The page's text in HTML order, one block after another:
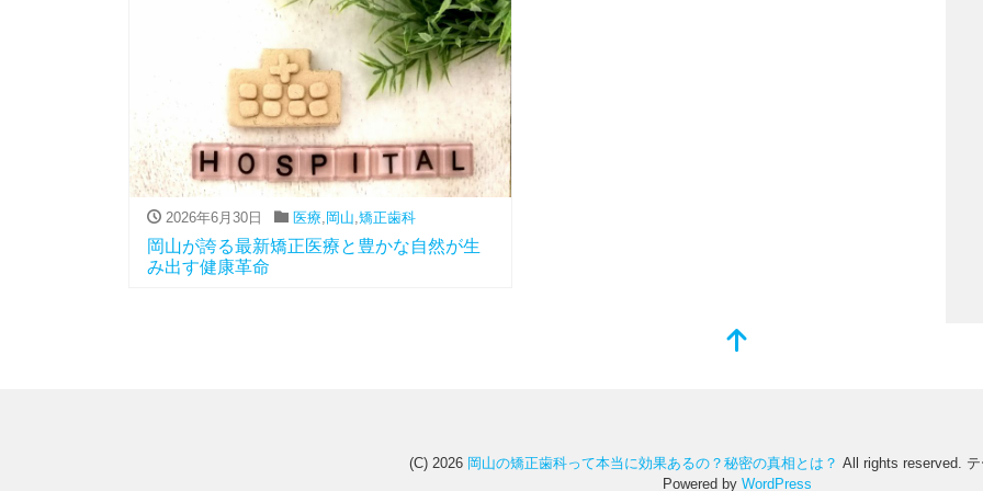
2026年6月30日 医療, 岡山 矯正歯科
岡山が誇る最新矯正医療と豊かな自然が生
み出す健康革命
(C) 2026 岡山の矯正歯科って本当に効果あるの？秘密の真相とは？ All rights reserved.
Powered by WordPress